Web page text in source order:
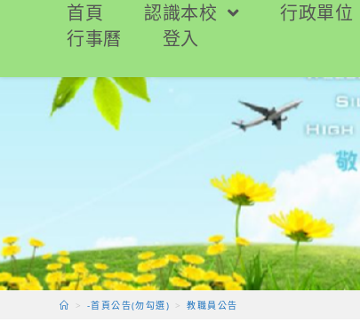
要
首頁 認識本校 行政單位
行事曆
登入
> -首頁公告(勿勾選) > 教職員公告